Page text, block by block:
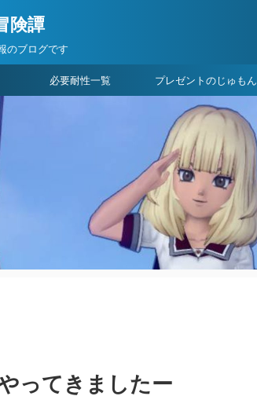
険譚
のブログです
必要耐性一覧 プレゼントのじゅもん
ってきましたー